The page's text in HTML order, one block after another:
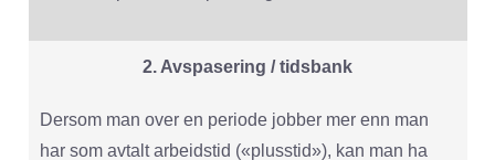
2. Avspasering / tidsbank
Dersom man over en periode jobber mer enn man
har som avtalt arbeidstid («plusstid»), kan man ha